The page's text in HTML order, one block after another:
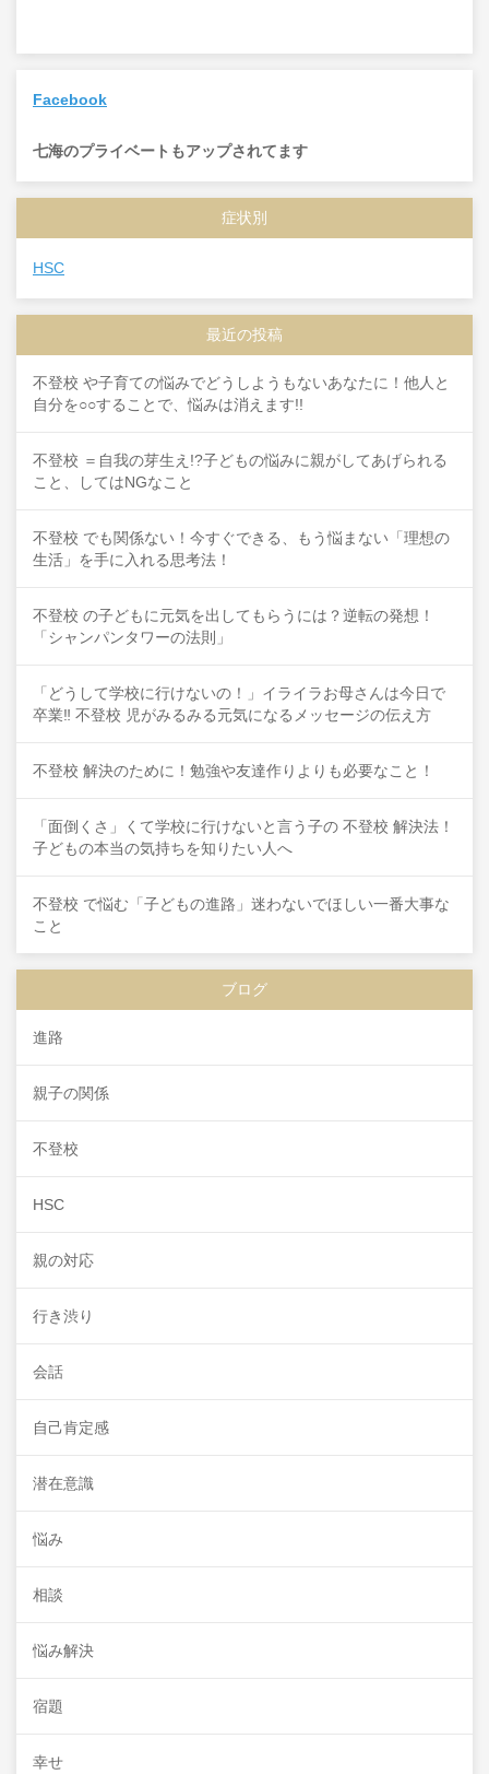
Facebook
七海のプライベートもアップされてます
症状別
HSC
最近の投稿
不登校 や子育ての悩みでどうしようもないあなたに！他人と
自分を○○することで、悩みは消えます!!
不登校 ＝自我の芽生え!?子どもの悩みに親がしてあげられる
こと、してはNGなこと
不登校 でも関係ない！今すぐできる、もう悩まない「理想の
生活」を手に入れる思考法！
不登校 の子どもに元気を出してもらうには？逆転の発想！
「シャンパンタワーの法則」
「どうして学校に行けないの！」イライラお母さんは今日で
卒業‼ 不登校 児がみるみる元気になるメッセージの伝え方
不登校 解決のために！勉強や友達作りよりも必要なこと！
「面倒くさ」くて学校に行けないと言う子の 不登校 解決法！
子どもの本当の気持ちを知りたい人へ
不登校 で悩む「子どもの進路」迷わないでほしい一番大事な
こと
ブログ
進路
親子の関係
不登校
HSC
親の対応
行き渋り
会話
自己肯定感
潜在意識
悩み
相談
悩み解決
宿題
幸せ